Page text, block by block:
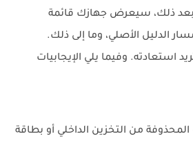
بعد ذلك، سيعرض جهازك قائمة
الدليل الأصلي، وما إلى ذلك.
استعادته. وفيما يلي الإيجابيات
من التخزين الداخلي أو بطاقة